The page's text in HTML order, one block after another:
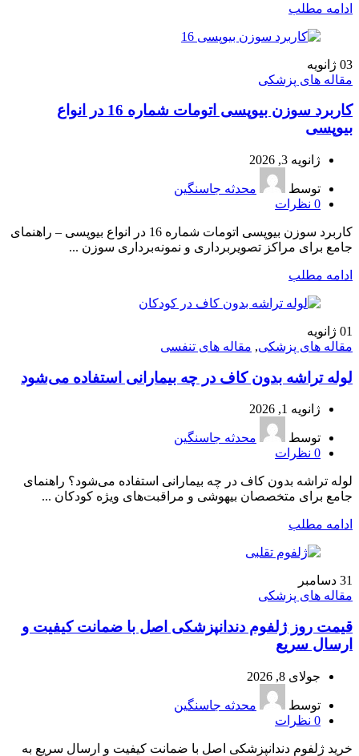
ادامه مطلب
03 ژانویه
مقاله های پزشکی
کاربرد سوزن بیوپسی اتومات شماره 16 در انواع
بیوپسی
ژانویه 3, 2026
توسط
محدثه جاسنگین
0 نظرات
کاربرد سوزن بیوپسی اتومات شماره 16 در انواع بیوپسی – راهنمای
جامع برای مراکز تصویربرداری و نمونه‌برداری سوزن ...
ادامه مطلب
01 ژانویه
مقاله های پزشکی, مقاله های تنفسی
لوله تراشه بدون کاف در چه بیمارانی استفاده می‌شود
ژانویه 1, 2026
توسط
محدثه جاسنگین
0 نظرات
لوله تراشه بدون کاف در چه بیمارانی استفاده می‌شود؟ راهنمای
جامع برای متخصصان بیهوشی و مراقبت‌های ویژه کودکان ...
ادامه مطلب
31 دسامبر
مقاله های پزشکی
قیمت روز ژلفوم دندانپزشکی اصل با ضمانت کیفیت و
ارسال سریع
جولای 8, 2026
توسط
محدثه جاسنگین
0 نظرات
خرید ژلفوم دندانپزشکی اصل با ضمانت کیفیت و ارسال سریع به